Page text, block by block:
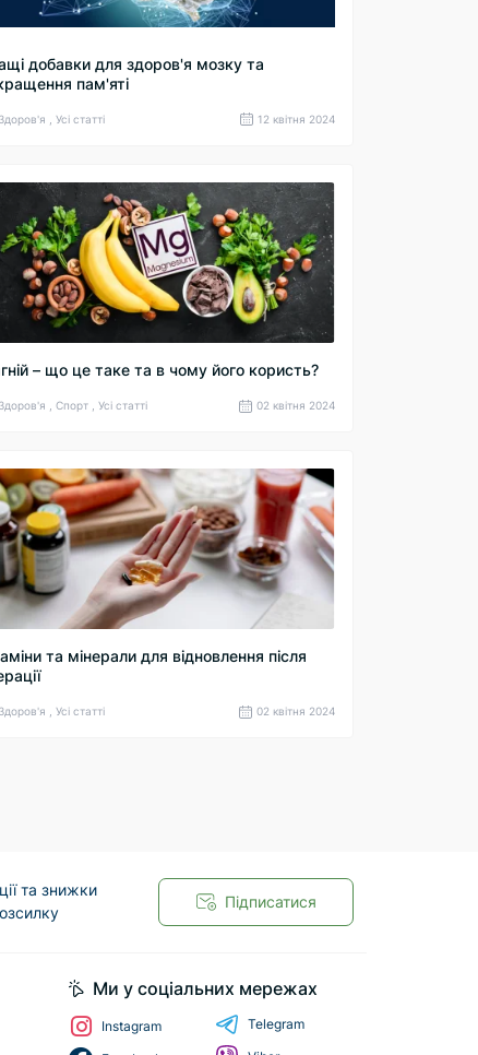
добавки для здоров'я мозку та
пам'яті
Здоров'я , Усі статті 12 квітня 2024
– що це таке та в чому його користь?
Здоров'я , Спорт , Усі статті 02 квітня 2024
та мінерали для відновлення після
Здоров'я , Усі статті 02 квітня 2024
та знижки
Підписатися
Ми у соціальних мережах
Instagram
Telegram